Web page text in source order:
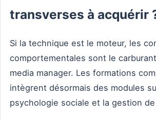
transverses à acquérir
Si la technique est le moteur, les
comportementales sont le
media manager. Les formations
intègrent désormais des modules
psychologie sociale et la gestion